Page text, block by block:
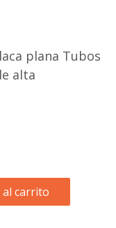
plana Tubos
alta
al carrito